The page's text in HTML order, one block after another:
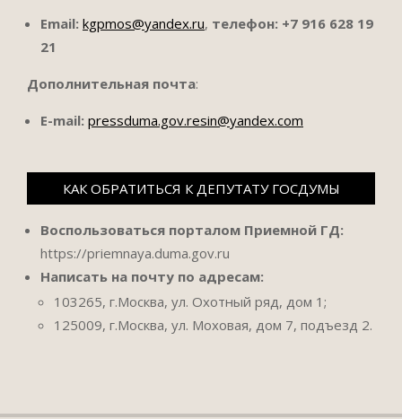
Email: kgpmos@yandex.ru, телефон: +7 916 628 19
21
Дополнительная почта:
E-mail: pressduma.gov.resin@yandex.com
КАК ОБРАТИТЬСЯ К ДЕПУТАТУ ГОСДУМЫ
Воспользоваться порталом Приемной ГД:
https://priemnaya.duma.gov.ru
Написать на почту по адресам:
103265, г.Москва, ул. Охотный ряд, дом 1;
125009, г.Москва, ул. Моховая, дом 7, подъезд 2.